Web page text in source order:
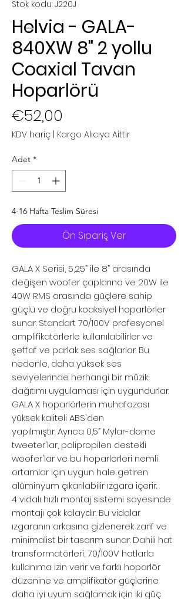
Stok kodu: J220J
Helvia - GALA-
840XW 8" 2 yollu
Coaxial Tavan
Hoparlörü
€52,00
KDV hariç Kargo Alıcıya Aittir
Adet *
4-16 Hafta Teslim Süresi
Ön Sipariş Ver
GALA X Serisi, 5,25” ile 8” arasında
değişen woofer çaplarına ve 20W ile
40W RMS arasında güçlere sahip
güçlü ve doğru koaksiyel hoparlörler
sunar. Standart 70/100V profesyonel
amplifikatörlerle kullanılabilirler ve
şeffaf ve parlak ses sağlarlar. Bu
nedenle, daha yüksek ses
seviyelerinde herhangi bir müzik
dağıtımı uygulaması için uygundurlar.
GALA X hoparlörlerin muhafazası
yüksek kaliteli ABS'den
yapılmıştır. Ayrıca 0,5” Mylar-dome
tweeter'lar, polipropilen destekli
woofer'lar ve bu hoparlörleri nemli
ortamlar için uygun hale getiren
alüminyum çıkarılabilir ızgara içerir.
4 vidalı hızlı montaj sistemi sayesinde
montajı çok kolaydır. Bu vidalar
ızgaranın arkasına gizlenerek zarif ve
minimalist bir tasarım sunar. Dahili hat
transformatörleri, 70/100V hatlarla
kullanıma izin verir ve farklı hoparlör
düzenine ve amplifikatör güçlerine
daha iyi uyum sağlamak için iki güç